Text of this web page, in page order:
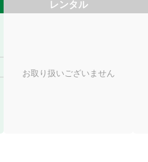
レンタル
お取り扱いございません